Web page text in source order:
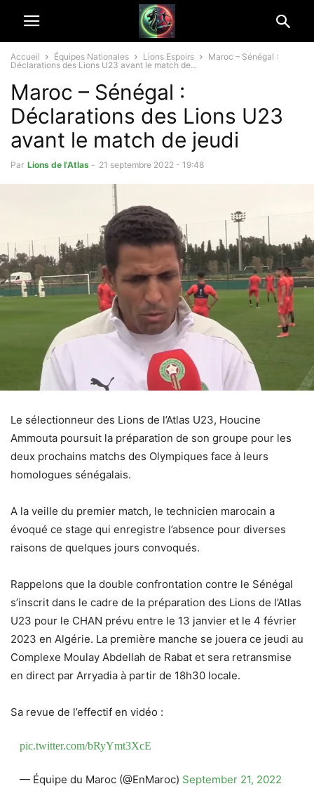
Accueil Équipes Nationales Lions Espoirs
Maroc – Sénégal :
Déclarations des Lions U23 avant le match de...
Maroc – Sénégal :
Déclarations des Lions U23
avant le match de jeudi
Par Lions de l'Atlas - 21 septembre 2022 - 19:48
Le sélectionneur des Lions de l’Atlas U23, Houcine
Ammouta poursuit la préparation de son groupe pour les
deux prochains matchs des Olympiques face à leurs
homologues sénégalais.
A la veille du premier match, le technicien marocain a
évoqué ce stage qui enregistre l’absence pour diverses
raisons de quelques jours convoqués.
Rappelons que la double confrontation contre le Sénégal
s’inscrit dans le cadre de la préparation des Lions de l’Atlas
U23 pour le CHAN prévu entre le 13 janvier et le 4 février
2023 en Algérie. La première manche se jouera ce jeudi au
Complexe Moulay Abdellah de Rabat et sera retransmise
en direct par Arryadia à partir de 18h30 locale.
Sa revue de l’effectif en vidéo :
pic.twitter.com/bRyYmt3XcE
— Équipe du Maroc (@EnMaroc) September 21, 2022